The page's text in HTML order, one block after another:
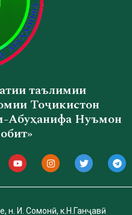
таълимии
Тоҷикистон
Абуҳанифа Нуъмон
н. И. Сомонӣ, к.Н.Ганҷавӣ